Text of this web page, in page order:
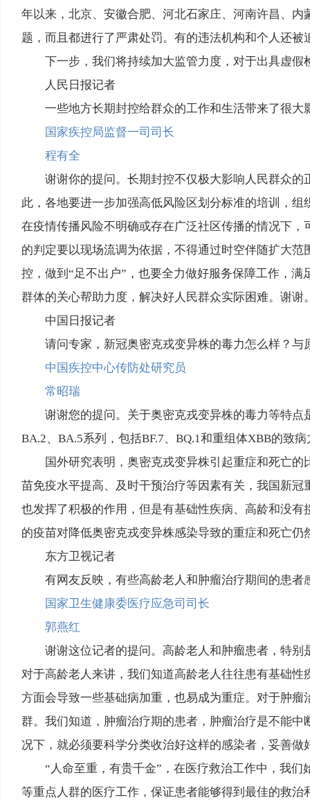
年以来，北京、安徽合肥、河北石家庄、河南许昌、
题，而且都进行了严肃处罚。有的违法机构和个人还被
下一步，我们将持续加大监管力度，对于出具虚
人民日报记者
一些地方长期封控给群众的工作和生活带来了很
国家疾控局监督一司司长
程有全
谢谢你的提问。长期封控不仅极大影响人民群众
此，各地要进一步加强高低风险区划分标准的培训，
在疫情传播风险不明确或存在广泛社区传播的情况下
的判定要以现场流调为依据，不得通过时空伴随扩大
控，做到“足不出户”，也要全力做好服务保障工作，
群体的关心帮助力度，解决好人民群众实际困难。谢谢
中国日报记者
请问专家，新冠奥密克戎变异株的毒力怎么样？
中国疾控中心传防处研究员
常昭瑞
谢谢您的提问。关于奥密克戎变异株的毒力等特
BA.2、BA.5系列，包括BF.7、BQ.1和重组体XBB的致
国外研究表明，奥密克戎变异株引起重症和死亡
苗免疫水平提高、及时干预治疗等因素有关，我国新
也发挥了积极的作用，但是有基础性疾病、高龄和没
的疫苗对降低奥密克戎变异株感染导致的重症和死亡仍
东方卫视记者
有网友反映，有些高龄老人和肿瘤治疗期间的患
国家卫生健康委医疗应急司司长
郭燕红
谢谢这位记者的提问。高龄老人和肿瘤患者，特
对于高龄老人来讲，我们知道高龄老人往往患有基础
方面会导致一些基础病加重，也易成为重症。对于肿
群。我们知道，肿瘤治疗期的患者，肿瘤治疗是不能
况下，就必须要科学分类收治好这样的感染者，妥善
“人命至重，有贵千金”，在医疗救治工作中，我
等重点人群的医疗工作，保证患者能够得到最佳的救